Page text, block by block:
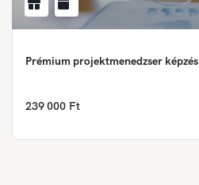
Prémium projektmenedzser képzés
239 000 Ft